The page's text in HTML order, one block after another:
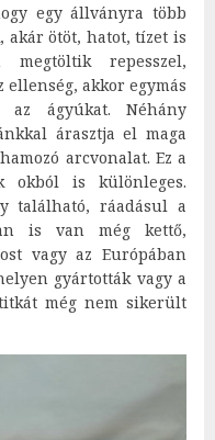
egy állványra több
akár ötöt, hatot, tízet is
repesszel,
ellenség, akkor egymás
ágyúkat. Néhány
árasztja el maga
arcvonalat. Ez a
okból is különleges.
található, ráadásul a
is van még kettő,
vagy az Európában
gyártották vagy a
még nem sikerült